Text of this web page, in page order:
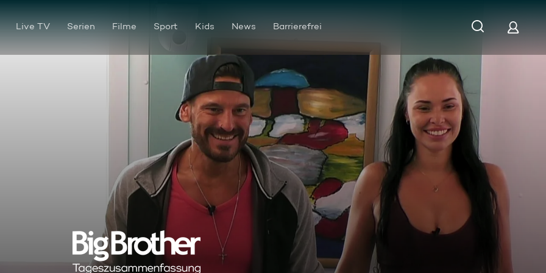
Live TV Serien Filme Sport Kids News Barrierefrei
Tageszusammenfassung 89: Putzalarm und eine richtig schöne Überraschung